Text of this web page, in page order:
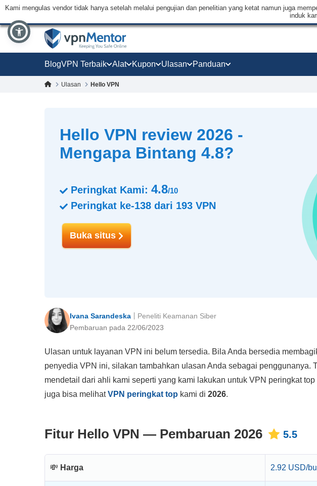
Kami mengulas vendor tidak hanya setelah melalui pengujian dan penelitian yang ketat namun juga
induk
BlogVPN Terbaik Alat Kupon Ulasan Panduan
Ulasan Hello VPN
Hello VPN review 2026 -
Mengapa Bintang 4.8?
Peringkat Kami: 4.8/10
Peringkat ke-138 dari 193 VPN
Buka situs
Ivana Sarandeska
Pembaruan pada 22/06/2023
Peneliti Keamanan Siber
Ulasan untuk layanan VPN ini belum tersedia. Bila Anda bersedia
penyedia VPN ini, silakan tambahkan ulasan Anda sebagai penggunanya.
mendetail dari ahli kami seperti yang kami lakukan untuk VPN peringkat top
juga bisa melihatVPN peringkat top kami di 2026.
Fitur Hello VPN — Pembaruan 2026 5.5
💸 Harga 2.92 USD/